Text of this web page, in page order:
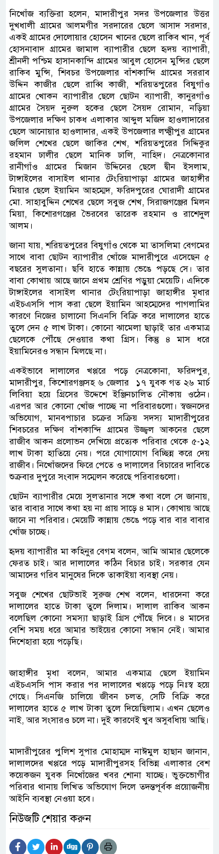
নিখোঁজ ব্যক্তিরা হলেন, মাদারীপুর সদর উপজেলার উত্তর
দুখধালী গ্রামের আলমগীর সরদারের ছেলে আসাদ সরদার,
একই গ্রামের দোলোয়ার হোসেন খানের ছেলে রাকিব খান, পূর্ব
হোসনাবাদ গ্রামের জামাল ব্যাপারীর ছেলে হৃদয় ব্যাপারী,
শ্রীনদী পশ্চিম হাসানকান্দি গ্রামের আবুল হোসেন মুন্সির ছেলে
রাকিব মুন্সি, শিবচর উপজেলার বাঁশকান্দি গ্রামের সররাব
উদ্দিন কাজীর ছেলে রাব্বি কাজী, শরিয়তপুরের বিষুগাঁও
গ্রামের খোকন ব্যাপারীর ছেলে ছোটন ব্যাপারী, কানুরগাঁও
গ্রামের সৈয়দ নুরুল হকের ছেলে সৈয়দ রোমান, নড়িয়া
উপজেলার দক্ষিণ চাকধ এলাকার আব্দুল মজিদ হাওলাদারের
ছেলে আনোয়ার হাওলাদার, একই উপজেলার লক্ষ্মীপুর গ্রামের
জলিল শেখের ছেলে জাকির শেখ, শরিয়তপুরের সিদ্দিকুর
রহমান ঢালীর ছেলে মানিক ঢালি, নাহিদ। নেত্রকোনার
রানীগাঁও গ্রামের মিজান উদ্দিনের ছেলে দ্বীন ইসলাম,
টাঙ্গাইলের বাসাইল থানার টেংরিয়াপাড়া গ্রামের জাহাঙ্গীর
মিয়ার ছেলে ইয়ামিন আহম্মেদ, ফরিদপুরের ঘোরাদী গ্রামের
মো. সাহাবুদ্দিন শেখের ছেলে সবুজ শেখ, সিরাজগঞ্জের মিলন
মিয়া, কিশোরগঞ্জের ভৈরবের তারেক রহমান ও রাশেদুল
আলম।
জানা যায়, শরিয়তপুরের বিষুগাঁও থেকে মা তাসলিমা বেগমের
সাথে বাবা ছোটন ব্যাপারীর খোঁজে মাদারীপুরে এসেছেন ৫
বছরের সুলতানা। ছবি হাতে কান্নায় ভেঙে পড়ছে সে। তার
বাবা কোথায় আছে জানে প্রথম শ্রেণির পড়ুয়া মেয়েটি। এদিকে
টাঙ্গাইলের বাসাইল থানার টেংরিয়াপাড়া জাহাঙ্গীর মৃধার
এইচএসসি পাস করা ছেলে ইয়ামিন আহম্মেদের পাগলামির
কারণে নিজের চালানো সিএনসি বিক্রি করে দালালের হাতে
তুলে দেন ৫ লাখ টাকা। কোনো ঝামেলা ছাড়াই তার একমাত্র
ছেলেকে পৌঁছে দেওয়ার কথা গ্রিস। কিন্তু ৪ মাস ধরে
ইয়ামিনেরও সন্ধান মিলছে না।
একইভাবে দালালের খপ্পরে পড়ে নেত্রকোনা, ফরিদপুর,
মাদারীপুর, কিশোরগঞ্জসহ ৬ জেলার ১৭ যুবক গত ২৬ মার্চ
লিবিয়া হয়ে গ্রিসের উদ্দেশে ইঞ্জিনচালিত নৌকায় ওঠেন।
এরপর আর কোনো খোঁজ পাচ্ছে না পরিবারগুলো। স্বজনদের
অভিযোগ, মানবপাচার চক্রের সক্রিয় সদস্য মাদারীপুরের
শিবচরের দক্ষিণ বাঁশকান্দি গ্রামের উজ্জ্বল আকনের ছেলে
রাজীব আকন প্রলোভন দেখিয়ে প্রত্যেক পরিবার থেকে ৫-১২
লাখ টাকা হাতিয়ে নেয়। পরে যোগাযোগ বিচ্ছিন্ন করে দেয়
রাজীব। নিখোঁজদের ফিরে পেতে ও দালালের বিচারের দাবিতে
শুক্রবার দুপুরে সংবাদ সম্মেলন করেছে পরিবারগুলো।
ছোটন ব্যাপারীর মেয়ে সুলতানার সঙ্গে কথা বলে সে জানায়,
তার বাবার সাথে কথা হয় না প্রায় সাড়ে ৪ মাস। কোথায় আছে
জানে না পরিবার। মেয়েটি কান্নায় ভেঙে পড়ে বার বার বাবার
খোঁজ চাচ্ছে।
হৃদয় ব্যাপারীর মা কহিনুর বেগম বলেন, আমি আমার ছেলেকে
ফেরত চাই। আর দালালের কঠিন বিচার চাই। সরকার যেন
আমাদের গরিব মানুষের দিকে তাকাইয়া ব্যবস্থা নেয়।
সবুজ শেখের ছোটভাই সুরুজ শেখ বলেন, ধারদেনা করে
দালালের হাতে টাকা তুলে দিলাম। দালাল রাকিব আকন
বলেছিল কোনো সমস্যা ছাড়াই গ্রিস পৌঁছে দিবে। ৪ মাসের
বেশি সময় ধরে আমার ভাইয়ের কোনো সন্ধান নেই। আমার
দিশেহারা হয়ে পড়েছি।
জাহাঙ্গীর মৃধা বলেন, আমার একমাত্র ছেলে ইয়ামিন
এইচএসসি পাস করার পর দালালের খপ্পড়ে পড়ে নিঃস্ব হয়ে
গেছে। সিএনজি চালিয়ে জীবন চলত, সেটি বিক্রি করে
দালালের হাতে ৫ লাখ টাকা তুলে দিয়েছিলাম। এখন ছেলেও
নাই, আর সংসারও চলে না। দুই কারণেই খুব অসুবধিায় আছি।
মাদারীপুরের পুলিশ সুপার মোহাম্মদ নাঈমুল হাছান জানান,
দালালদের খপ্পরে পড়ে মাদারীপুরসহ বিভিন্ন এলাকার বেশ
কয়েকজন যুবক নিখোঁজের খবর শোনা যাচ্ছে। ভুক্তভোগীর
পরিবার থানায় লিখিত অভিযোগ দিলে তদন্তপূর্বক প্রয়োজনীয়
আইনি ব্যবস্থা নেওয়া হবে।
নিউজটি শেয়ার করুন